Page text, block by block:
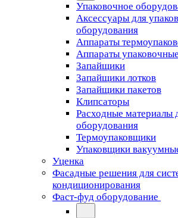
Упаковочное
Аксессуары для
оборудования
Аппараты
Аппараты
Запайщики
Запайщики лотков
Запайщики пакетов
Клипсаторы
Расходные материалы
оборудования
Термоупаковщики
Упаковщики
Уценка
Фасадные решения для
кондиционирования
Фаст-фуд оборудование